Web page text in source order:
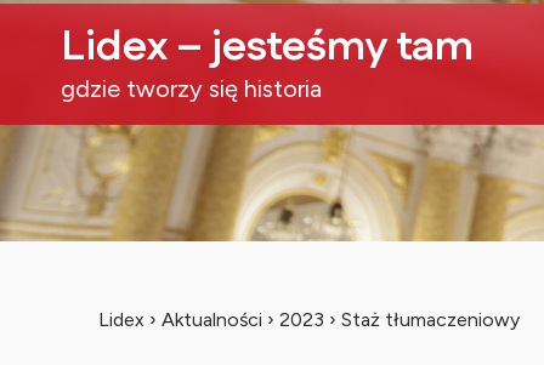
Lidex – jesteśmy tam
gdzie tworzy się historia
Lidex› Aktualności › 2023 › Staż tłumaczeniowy